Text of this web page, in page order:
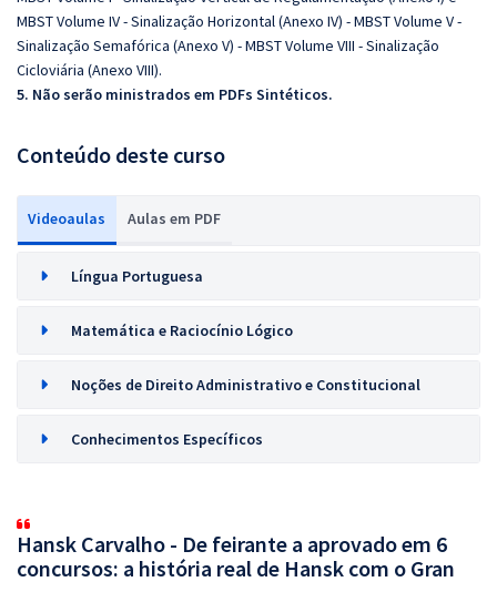
MBST Volume IV - Sinalização Horizontal (Anexo IV) - MBST Volume V -
Sinalização Semafórica (Anexo V) - MBST Volume VIII - Sinalização
Cicloviária (Anexo VIII).
5. Não serão ministrados em PDFs Sintéticos.
Conteúdo deste curso
Videoaulas Aulas em PDF
Língua Portuguesa
Matemática e Raciocínio Lógico
Noções de Direito Administrativo e Constitucional
Conhecimentos Específicos
Hansk Carvalho - De feirante a aprovado em 6
concursos: a história real de Hansk com o Gran